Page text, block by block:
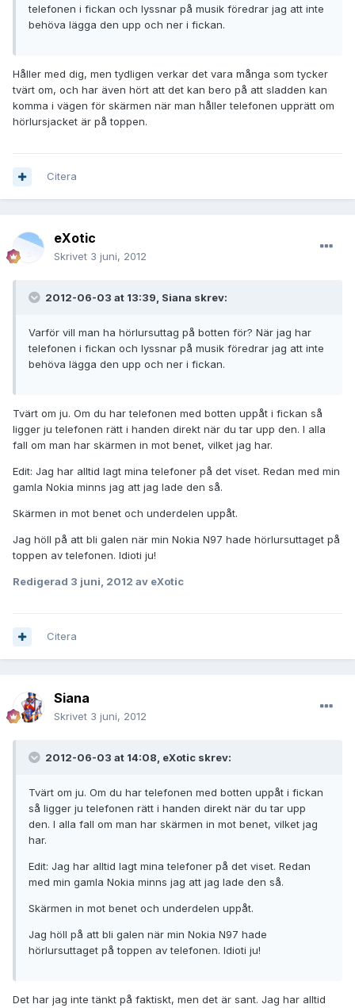
telefonen i fickan och lyssnar på musik föredrar jag att inte
behöva lägga den upp och ner i fickan.
Håller med dig, men tydligen verkar det vara många som tycker
tvärt om, och har även hört att det kan bero på att sladden kan
komma i vägen för skärmen när man håller telefonen upprätt om
hörlursjacket är på toppen.
Citera
eXotic
Skrivet 3 juni, 2012
2012-06-03 at 13:39, Siana skrev:
Varför vill man ha hörlursuttag på botten för? När jag har
telefonen i fickan och lyssnar på musik föredrar jag att inte
behöva lägga den upp och ner i fickan.
Tvärt om ju. Om du har telefonen med botten uppåt i fickan så
ligger ju telefonen rätt i handen direkt när du tar upp den. I alla
fall om man har skärmen in mot benet, vilket jag har.
Edit: Jag har alltid lagt mina telefoner på det viset. Redan med min
gamla Nokia minns jag att jag lade den så.
Skärmen in mot benet och underdelen uppåt.
Jag höll på att bli galen när min Nokia N97 hade hörlursuttaget på
toppen av telefonen. Idioti ju!
Redigerad 3 juni, 2012 av eXotic
Citera
Siana
Skrivet 3 juni, 2012
2012-06-03 at 14:08, eXotic skrev:
Tvärt om ju. Om du har telefonen med botten uppåt i fickan
så ligger ju telefonen rätt i handen direkt när du tar upp
den. I alla fall om man har skärmen in mot benet, vilket jag
har.
Edit: Jag har alltid lagt mina telefoner på det viset. Redan
med min gamla Nokia minns jag att jag lade den så.
Skärmen in mot benet och underdelen uppåt.
Jag höll på att bli galen när min Nokia N97 hade
hörlursuttaget på toppen av telefonen. Idioti ju!
Det har jag inte tänkt på faktiskt, men det är sant. Jag har alltid